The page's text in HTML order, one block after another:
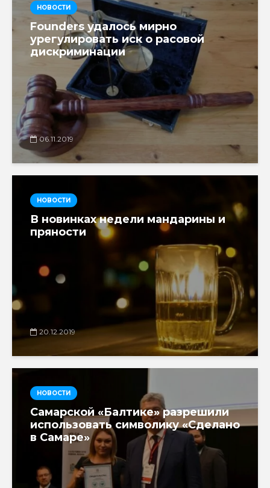
НОВОСТИ
Founders удалось мирно
урегулировать иск о расовой
дискриминации
06.11.2019
НОВОСТИ
В новинках недели мандарины и
пряности
20.12.2019
НОВОСТИ
Самарской «Балтике» разрешили
использовать символику «Сделано
в Самаре»